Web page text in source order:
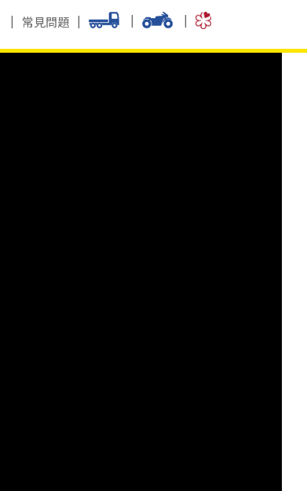
常見問題